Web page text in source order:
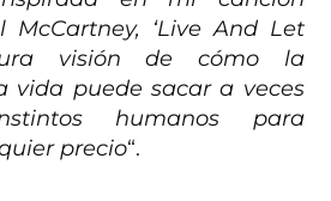
‘Live And Let
visión de cómo la
vida puede sacar a veces
humanos para
precio“.